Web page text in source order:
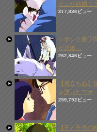
サンが結婚！？
317,836ビュー
エボシと親子
が悲惨…
262,846ビュー
【風立ちぬ
を誘ったワケ
259,792ビュー
【千と千尋